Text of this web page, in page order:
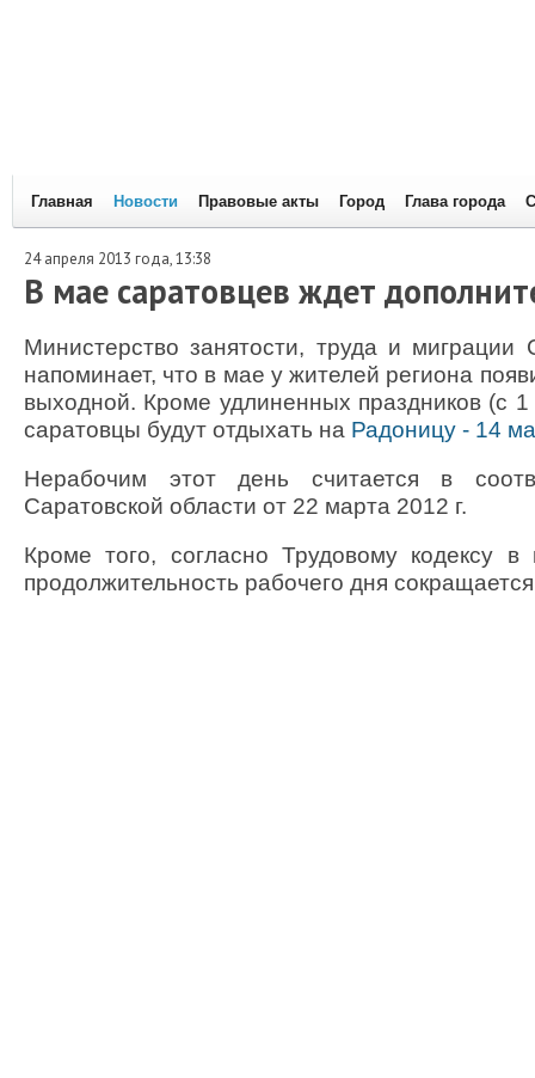
Главная Новости Правовые акты Город Глава города
24 апреля 2013 года, 13:38
В мае саратовцев ждет
Министерство занятости, труда и миграции
напоминает, что в мае у жителей региона
выходной. Кроме удлиненных праздников (с
саратовцы будут отдыхать на Радоницу - 14
Нерабочим этот день считается в
Саратовской области от 22 марта 2012 г.
Кроме того, согласно Трудовому кодексу
продолжительность рабочего дня